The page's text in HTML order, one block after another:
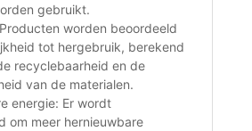
gebruikt.
worden beoordeeld
tot hergebruik, berekend
recyclebaarheid en de
van de materialen.
energie: Er wordt
om meer hernieuwbare